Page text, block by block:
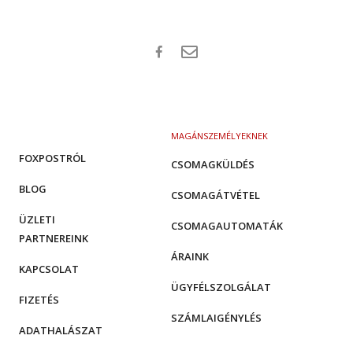
MAGÁNSZEMÉLYEKNEK
CSOMAGKÜLDÉS
CSOMAGÁTVÉTEL
CSOMAGAUTOMATÁK
ÁRAINK
ÜGYFÉLSZOLGÁLAT
SZÁMLAIGÉNYLÉS
FOXPOSTRÓL
BLOG
ÜZLETI
PARTNEREINK
KAPCSOLAT
FIZETÉS
ADATHALÁSZAT